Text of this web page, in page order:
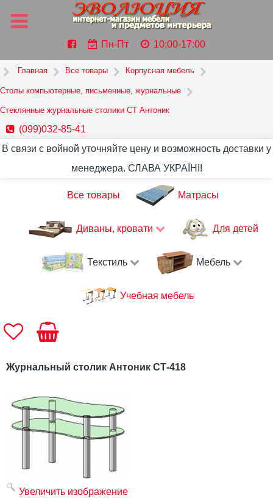
Пн-Пт 10:00-17:00
Главная Все товары Корпусная мебель
Столы компьютерные, письменные, журнальные
Стеклянные журнальные столики СТ Антоник
(099)032-85-41
В связи с войной уточняйте цену и возможность доставки у
менеджера. СЛАВА УКРАЇНІ!
Все товары Матрасы
Диваны, кровати Для детей
Текстиль Мебель
Учебная мебель
Журнальный столик Антоник СТ-418
Увеличить изображение